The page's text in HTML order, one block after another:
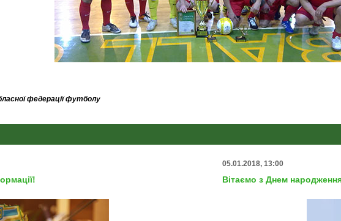
федерації футболу
05.01.2018, 13:00
Вітаємо з Днем